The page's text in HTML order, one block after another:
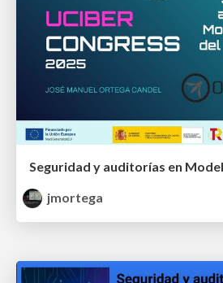
jmortega